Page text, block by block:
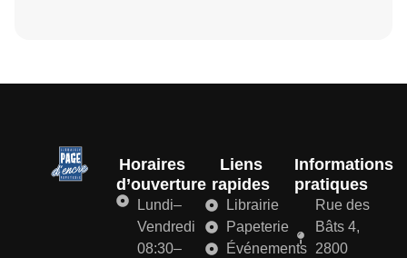
Horaires
d’ouverture
Lundi–
Vendredi
08:30–
Liens
rapides
Librairie
Papeterie
Événements
Informations
pratiques
Rue des
Bâts 4,
2800